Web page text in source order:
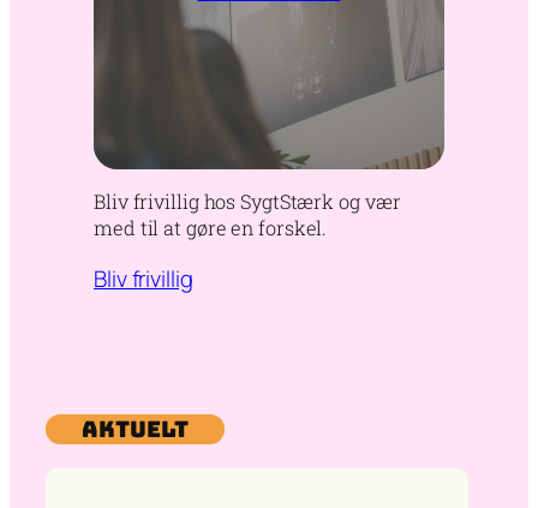
Bliv frivillig hos SygtStærk og vær
med til at gøre en forskel.
Bliv frivillig
Aktuelt